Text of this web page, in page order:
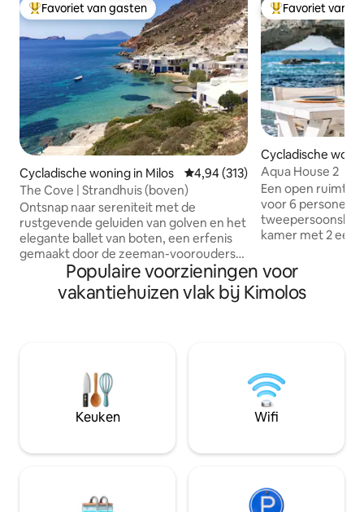
Topfavoriet van gasten
Favoriet van gasten
Cycladische woning in Milos Gemiddelde beoordeling van
4,94 (313)
The Cove | Strandhuis (boven)
Ontsnap naar sereniteit met de
rustgevende geluiden van golven en het
elegante ballet van boten, een erfenis
gemaakt door de zeeman-voorouders
van onze familie in de late 19e eeuw. Het
huis ligt op minder dan 10 stappen van
het water en ligt in perfecte harmonie
onze inzet voor jaarlijks onderhoud, wat
zorgt voor een voortdurend vernieuwd
toevluchtsoord. Ontdek de tijdloze
allure van het leven aan de kust bij ons!
Topfavoriet van
Favoriet van
Cycladische
sland
Aqua House 2
Een open ruimte
voor 6 personen
kamer met 2
met boho en
combinatie met
huis heeft
afgelegen baai
samen met Aqua
Welkomstmand
aangeboden.
Populaire voorzieningen voor
vakantiehuizen vlak bij Kimolos
Keuken Wifi